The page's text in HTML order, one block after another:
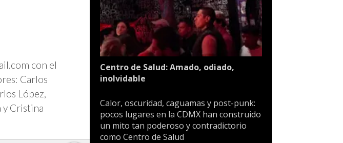
con el
Carlos
López,
y Cristina
Centro de Salud: Amado, odiado,
inolvidable
Calor, oscuridad, caguamas y post-punk:
pocos lugares en la CDMX han construido
un mito tan poderoso y contradictorio
como Centro de Salud